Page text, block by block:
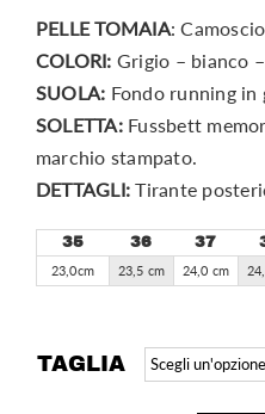
PELLE TOMAIA:
COLORI: Grigio – bianco
SUOLA: Fondo running in
SOLETTA: Fussbett
marchio stampato.
DETTAGLI:Tirante
35 36 37
23,0cm 23,5 cm 24,0 cm
TAGLIA